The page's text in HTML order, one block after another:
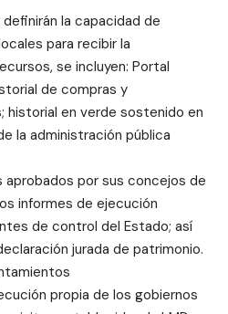
la capacidad de
para recibir la
se incluyen: Portal
de compras y
historial en verde sostenido en
la administración pública
por sus concejos de
informes de ejecución
de control del Estado; así
jurada de patrimonio.
propia de los gobiernos